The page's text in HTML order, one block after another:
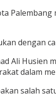
dengan
Ali
dalam
salah